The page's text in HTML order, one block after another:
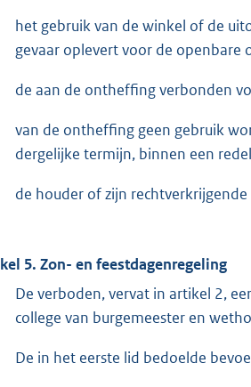
het gebruik van de winkel of de
gevaar oplevert voor de
de aan de ontheffing verbonden
van de ontheffing geen gebruik
dergelijke termijn, binnen een
de houder of zijn
5. Zon- en feestdagenregeling
De verboden, vervat in artikel 2,
college van burgemeester en
De in het eerste lid bedoelde